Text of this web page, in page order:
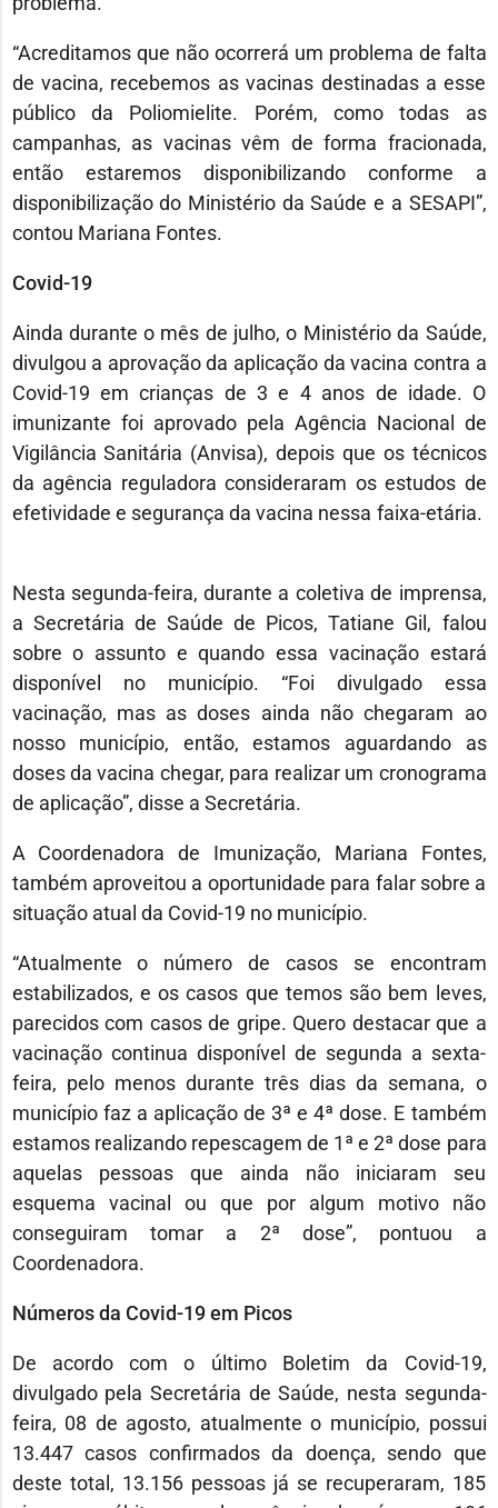
“Acreditamos que não ocorrerá um problema de falta
de vacina, recebemos as vacinas destinadas a esse
público da Poliomielite. Porém, como todas as
campanhas, as vacinas vêm de forma fracionada,
então estaremos disponibilizando conforme a
disponibilização do Ministério da Saúde e a SESAPI”,
contou Mariana Fontes.
Covid-19
Ainda durante o mês de julho, o Ministério da Saúde,
divulgou a aprovação da aplicação da vacina contra a
Covid-19 em crianças de 3 e 4 anos de idade. O
imunizante foi aprovado pela Agência Nacional de
Vigilância Sanitária (Anvisa), depois que os técnicos
da agência reguladora consideraram os estudos de
efetividade e segurança da vacina nessa faixa-etária.
Nesta segunda-feira, durante a coletiva de imprensa,
a Secretária de Saúde de Picos, Tatiane Gil, falou
sobre o assunto e quando essa vacinação estará
disponível no município. “Foi divulgado essa
vacinação, mas as doses ainda não chegaram ao
nosso município, então, estamos aguardando as
doses da vacina chegar, para realizar um cronograma
de aplicação”, disse a Secretária.
A Coordenadora de Imunização, Mariana Fontes,
também aproveitou a oportunidade para falar sobre a
situação atual da Covid-19 no município.
“Atualmente o número de casos se encontram
estabilizados, e os casos que temos são bem leves,
parecidos com casos de gripe. Quero destacar que a
vacinação continua disponível de segunda a sexta-
feira, pelo menos durante três dias da semana, o
município faz a aplicação de 3ª e 4ª dose. E também
estamos realizando repescagem de 1ª e 2ª dose para
aquelas pessoas que ainda não iniciaram seu
esquema vacinal ou que por algum motivo não
conseguiram tomar a 2ª dose”, pontuou a
Coordenadora.
Números da Covid-19 em Picos
De acordo com o último Boletim da Covid-19,
divulgado pela Secretária de Saúde, nesta segunda-
feira, 08 de agosto, atualmente o município, possui
13.447 casos confirmados da doença, sendo que
deste total, 13.156 pessoas já se recuperaram, 185